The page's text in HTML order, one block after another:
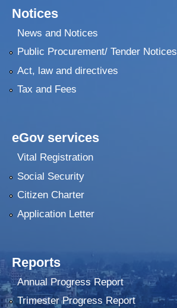
Notices
News and Notices
Public Procurement/ Tender Notices
Act, law and directives
Tax and Fees
eGov services
Vital Registration
Social Security
Citizen Charter
Application Letter
Reports
Annual Progress Report
Trimester Progress Report